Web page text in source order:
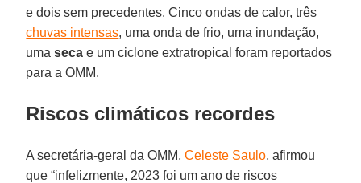
e dois sem precedentes. Cinco ondas de calor, três
chuvas intensas, uma onda de frio, uma inundação,
umaseca e um ciclone extratropical foram reportados
para a OMM.
Riscos climáticos recordes
A secretária-geral da OMM,Celeste Saulo, afirmou
que “infelizmente, 2023 foi um ano de riscos